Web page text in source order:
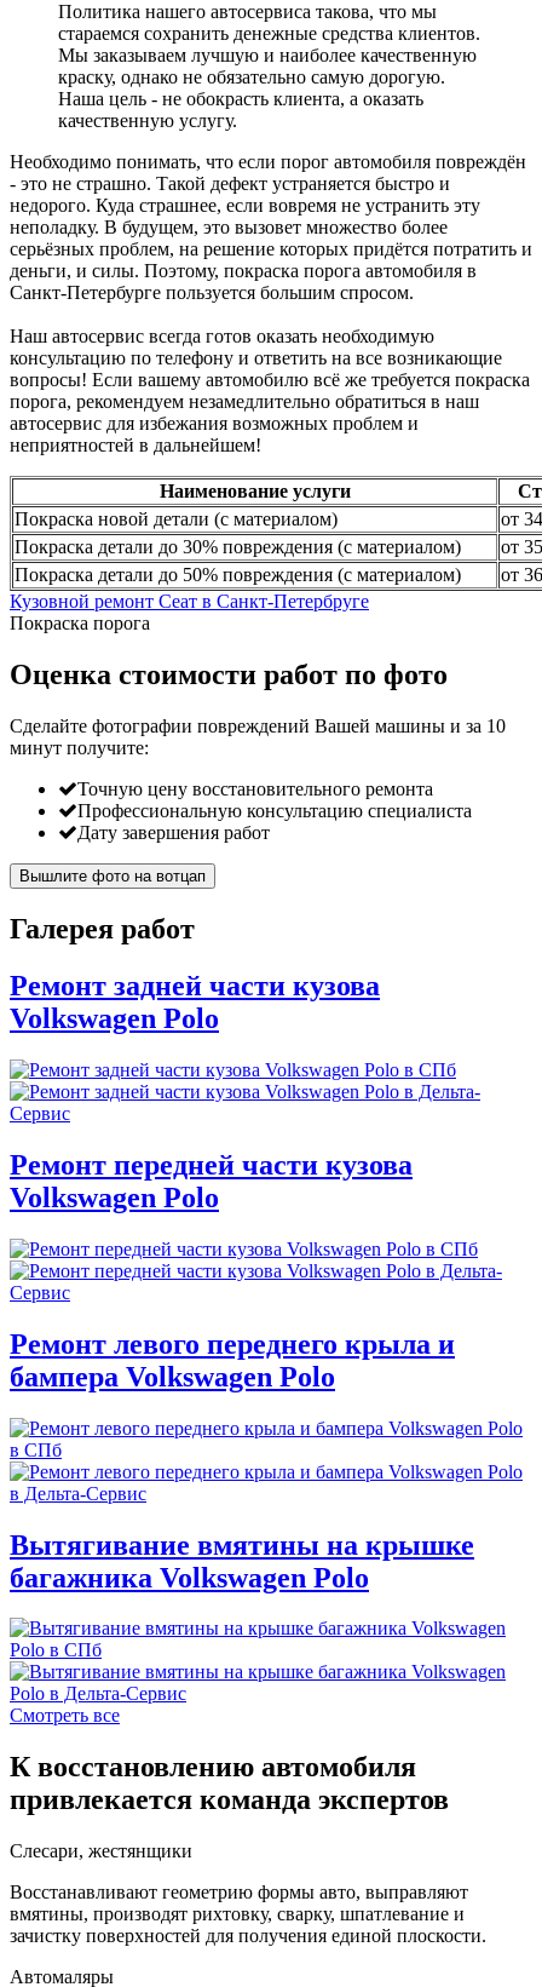
Политика нашего автосервиса такова, что мы
стараемся сохранить денежные средства клиентов.
Мы заказываем лучшую и наиболее качественную
краску, однако не обязательно самую дорогую.
Наша цель - не обокрасть клиента, а оказать
качественную услугу.
Необходимо понимать, что если порог автомобиля повреждён
- это не страшно. Такой дефект устраняется быстро и
недорого. Куда страшнее, если вовремя не устранить эту
неполадку. В будущем, это вызовет множество более
серьёзных проблем, на решение которых придётся потратить и
деньги, и силы. Поэтому, покраска порога автомобиля в
Санкт-Петербурге пользуется большим спросом.
Наш автосервис всегда готов оказать необходимую
консультацию по телефону и ответить на все возникающие
вопросы! Если вашему автомобилю всё же требуется покраска
порога, рекомендуем незамедлительно обратиться в наш
автосервис для избежания возможных проблем и
неприятностей в дальнейшем!
Наименование услуги
Покраска новой детали (с материалом)
от
Покраска детали до 30% повреждения (с материалом)
от
Покраска детали до 50% повреждения (с материалом)
от
Кузовной ремонт Сеат в Санкт-Петербруге
Покраска порога
Оценка стоимости работ по фото
Сделайте фотографии повреждений Вашей машины и за 10
минут получите:
Точную цену восстановительного ремонта
Профессиональную консультацию специалиста
Дату завершения работ
Вышлите фото на вотцап
Галерея работ
Ремонт задней части кузова
Volkswagen Polo
Ремонт передней части кузова
Volkswagen Polo
Ремонт левого переднего крыла и
бампера Volkswagen Polo
Вытягивание вмятины на крышке
багажника Volkswagen Polo
Смотреть все
К восстановлению автомобиля
привлекается команда экспертов
Слесари, жестянщики
Восстанавливают геометрию формы авто, выправляют
вмятины, производят рихтовку, сварку, шпатлевание и
зачистку поверхностей для получения единой плоскости.
Автомаляры